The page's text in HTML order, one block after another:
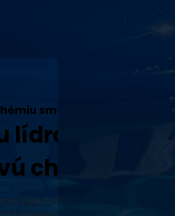
sme tu my!
lídra v
chémiu!
sa pýši tradíciou,